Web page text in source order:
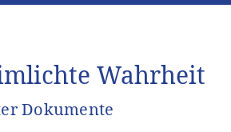
Wahrheit
Dokumente